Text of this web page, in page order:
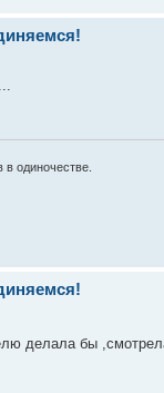
одиночестве.
делала бы ,смотрела